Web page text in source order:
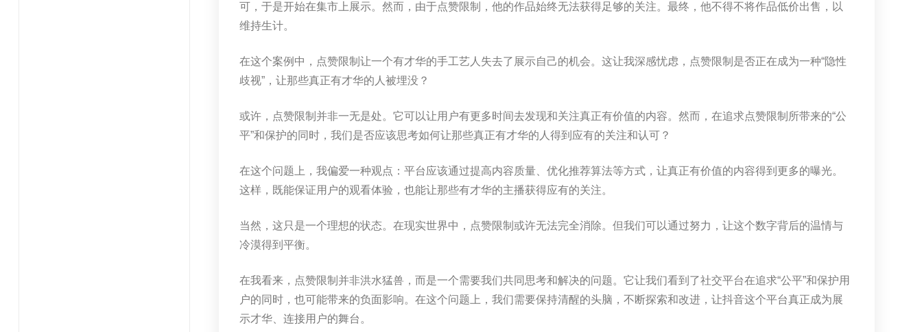
可，于是开始在集市上展示。然而，由于点赞限制，他的作品始终无法获得足够的关注。最终，他不得不将作品低价出售，以
维持生计。
在这个案例中，点赞限制让一个有才华的手工艺人失去了展示自己的机会。这让我深感忧虑，点赞限制是否正在成为一种“隐性
歧视”，让那些真正有才华的人被埋没？
或许，点赞限制并非一无是处。它可以让用户有更多时间去发现和关注真正有价值的内容。然而，在追求点赞限制所带来的“公
平”和保护的同时，我们是否应该思考如何让那些真正有才华的人得到应有的关注和认可？
在这个问题上，我偏爱一种观点：平台应该通过提高内容质量、优化推荐算法等方式，让真正有价值的内容得到更多的曝光。
这样，既能保证用户的观看体验，也能让那些有才华的主播获得应有的关注。
当然，这只是一个理想的状态。在现实世界中，点赞限制或许无法完全消除。但我们可以通过努力，让这个数字背后的温情与
冷漠得到平衡。
在我看来，点赞限制并非洪水猛兽，而是一个需要我们共同思考和解决的问题。它让我们看到了社交平台在追求“公平”和保护用
户的同时，也可能带来的负面影响。在这个问题上，我们需要保持清醒的头脑，不断探索和改进，让抖音这个平台真正成为展
示才华、连接用户的舞台。